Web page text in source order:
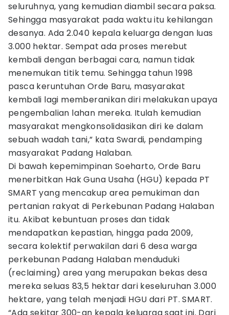
seluruhnya, yang kemudian diambil secara paksa.
Sehingga masyarakat pada waktu itu kehilangan
desanya. Ada 2.040 kepala keluarga dengan luas
3.000 hektar. Sempat ada proses merebut
kembali dengan berbagai cara, namun tidak
menemukan titik temu. Sehingga tahun 1998
pasca keruntuhan Orde Baru, masyarakat
kembali lagi memberanikan diri melakukan upaya
pengembalian lahan mereka. Itulah kemudian
masyarakat mengkonsolidasikan diri ke dalam
sebuah wadah tani,” kata Swardi, pendamping
masyarakat Padang Halaban.
Di bawah kepemimpinan Soeharto, Orde Baru
menerbitkan Hak Guna Usaha (HGU) kepada PT
SMART yang mencakup area pemukiman dan
pertanian rakyat di Perkebunan Padang Halaban
itu. Akibat kebuntuan proses dan tidak
mendapatkan kepastian, hingga pada 2009,
secara kolektif perwakilan dari 6 desa warga
perkebunan Padang Halaban menduduki
(reclaiming) area yang merupakan bekas desa
mereka seluas 83,5 hektar dari keseluruhan 3.000
hektare, yang telah menjadi HGU dari PT. SMART.